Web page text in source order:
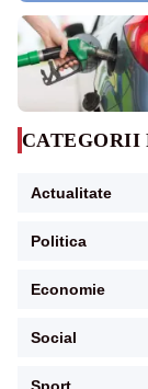
CATEGORII
Actualitate
Politica
Economie
Social
Sport